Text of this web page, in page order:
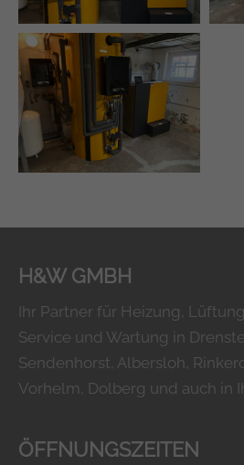
H&W GMBH
Ihr Partner für Heizung,
Service und Wartung in
Sendenhorst, Albersloh,
Vorhelm, Dolberg und auch in
ÖFFNUNGSZEITEN